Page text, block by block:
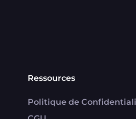
Ressources
Politique de